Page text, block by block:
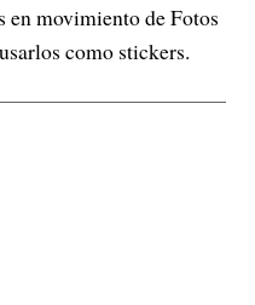
en movimiento de Fotos
como stickers.